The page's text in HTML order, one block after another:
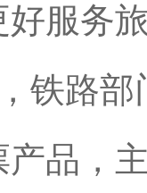
务旅
铁路
品，